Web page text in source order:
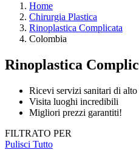
Home
Chirurgia Plastica
Rinoplastica Complicata
Colombia
Rinoplastica
Ricevi servizi sanitari di
Visita luoghi incredibili
Migliori prezzi garantiti!
FILTRATO PER
Pulisci Tutto